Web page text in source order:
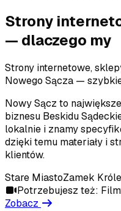
Strony
— dlaczego my
Strony internetowe,
Nowego Sącza —
Nowy Sącz to
biznesu Beskidu
lokalnie i znamy
dzięki temu materiały i
klientów.
Stare MiastoZamek
Potrzebujesz też:
Zobacz